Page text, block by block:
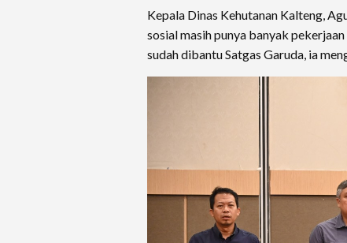
Kepala Dinas Kehutanan Kalteng,
sosial masih punya banyak
sudah dibantu Satgas Garuda, ia